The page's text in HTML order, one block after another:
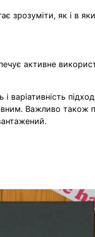
зрозуміти, як і в
активне
Важливо також